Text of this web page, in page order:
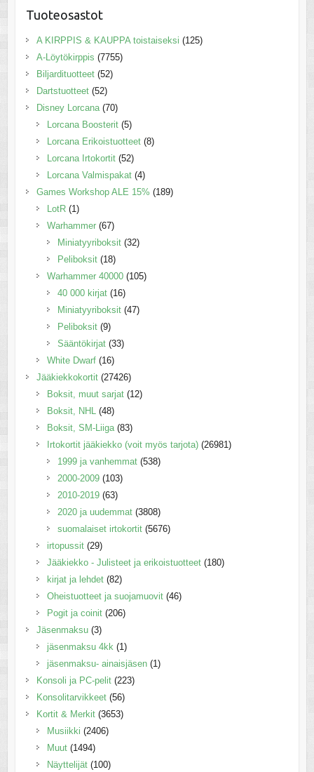
Tuoteosastot
A KIRPPIS & KAUPPA toistaiseksi (125)
A-Löytökirppis (7755)
Biljardituotteet (52)
Dartstuotteet (52)
Disney Lorcana (70)
Lorcana Boosterit (5)
Lorcana Erikoistuotteet (8)
Lorcana Irtokortit (52)
Lorcana Valmispakat (4)
Games Workshop ALE 15% (189)
LotR (1)
Warhammer (67)
Miniatyyriboksit (32)
Peliboksit (18)
Warhammer 40000 (105)
40 000 kirjat (16)
Miniatyyriboksit (47)
Peliboksit (9)
Sääntökirjat (33)
White Dwarf (16)
Jääkiekkokortit (27426)
Boksit, muut sarjat (12)
Boksit, NHL
(48)
Boksit, SM-Liiga (83)
Irtokortit jääkiekko (voit myös tarjota) (26981)
1999 ja vanhemmat (538)
2000-2009 (103)
2010-2019 (63)
2020 ja uudemmat (3808)
suomalaiset irtokortit (5676)
irtopussit (29)
Jääkiekko - Julisteet ja erikoistuotteet (180)
kirjat ja lehdet (82)
Oheistuotteet ja suojamuovit (46)
Pogit ja coinit (206)
Jäsenmaksu (3)
jäsenmaksu 4kk (1)
jäsenmaksu- ainaisjäsen (1)
Konsoli ja PC-pelit (223)
Konsolitarvikkeet (56)
Kortit & Merkit (3653)
Musiikki (2406)
Muut (1494)
Näyttelijät (100)